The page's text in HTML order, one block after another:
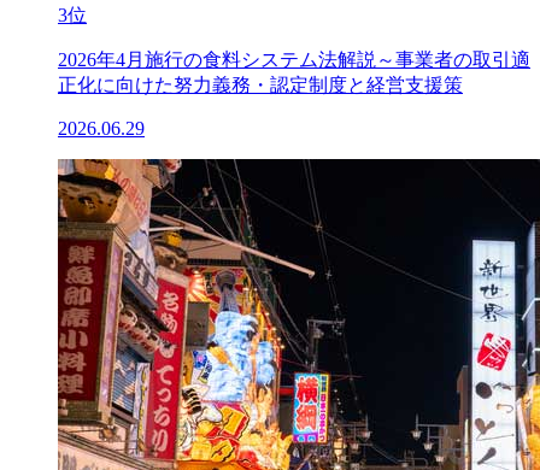
3位
2026年4月施行の食料システム法解説～事業者の取引適
正化に向けた努力義務・認定制度と経営支援策
2026.06.29